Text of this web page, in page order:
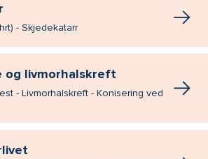
- Skjedekatarr
og livmorhalskreft
- Livmorhalskreft - Konisering ved